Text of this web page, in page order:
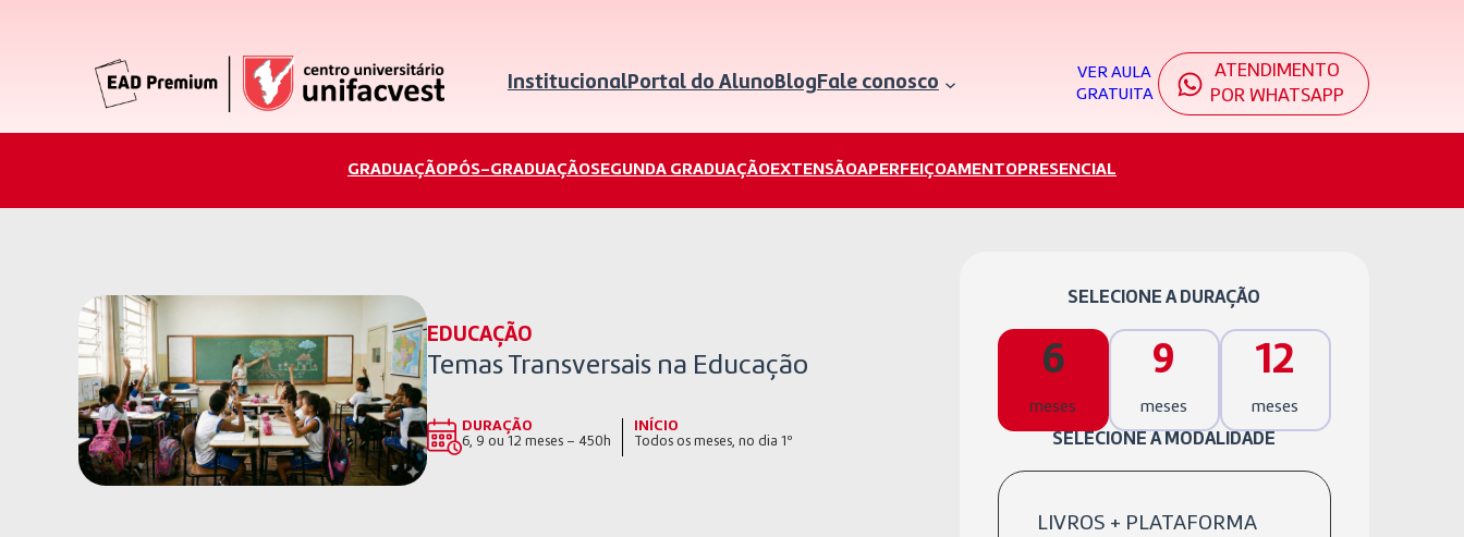
InstitucionalPortal do AlunoBlogFale conosco
VER AULA
GRATUITA
ATENDIMENTO
POR WHATSAPP
GRADUAÇÃOPÓS-GRADUAÇÃOSEGUNDA GRADUAÇÃOEXTENSÃOAPERFEIÇOAMENTOPRESENCIAL
EDUCAÇÃO
Temas Transversais na Educação
DURAÇÃO
6, 9 ou 12 meses – 450h
INÍCIO
Todos os meses, no dia 1º
SELECIONE A DURAÇÃO
6
meses
9
meses
12
meses
SELECIONE A MODALIDADE
LIVROS + PLATAFORMA